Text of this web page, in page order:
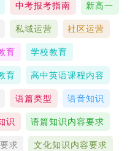
中考报考指南 新高一
私域运营 社区运营
育 学校教育
育 高中英语课程内容
语篇类型 语音知识
识 语篇知识内容要求
求 文化知识内容要求